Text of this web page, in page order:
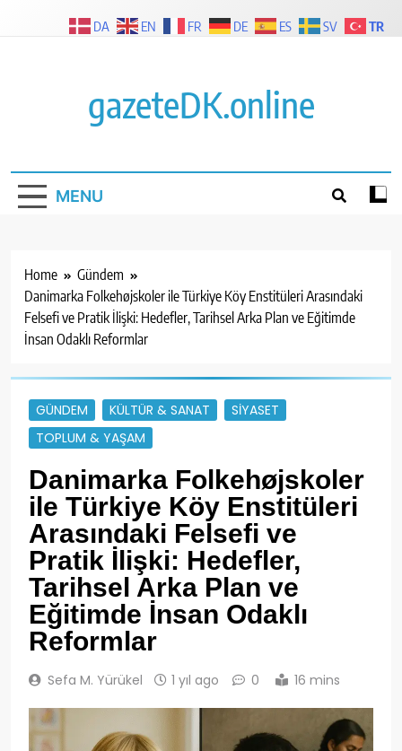
gazeteDK.online
MENU
Home
Gündem
Danimarka Folkehøjskoler ile Türkiye Köy Enstitüleri Arasındaki
Felsefi ve Pratik İlişki: Hedefler, Tarihsel Arka Plan ve Eğitimde
İnsan Odaklı Reformlar
GÜNDEM KÜLTÜR & SANAT
SIYASET
TOPLUM & YAŞAM
Danimarka Folkehøjskoler
ile Türkiye Köy Enstitüleri
Arasındaki Felsefi ve
Pratik İlişki: Hedefler,
Tarihsel Arka Plan ve
Eğitimde İnsan Odaklı
Reformlar
Sefa M. Yürükel 1 yıl ago 0 16 mins
DA EN FR DE ES SV TR